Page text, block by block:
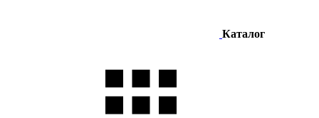
Каталог